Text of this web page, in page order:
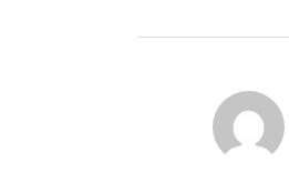
POST